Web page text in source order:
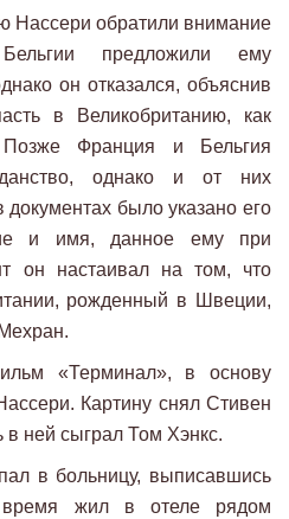
Нассери обратили внимание
предложили ему
он отказался, объяснив
в Великобританию, как
Франция и Бельгия
однако и от них
документах было указано его
и имя, данное ему при
он настаивал на том, что
рожденный в Швеции,
«Терминал», в основу
Картину снял Стивен
в ней сыграл Том Хэнкс.
в больницу, выписавшись
время жил в отеле рядом